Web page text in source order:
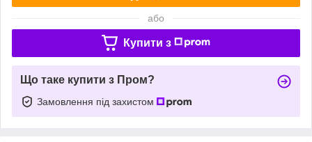
або
Купити з
Що таке купити з Пром?
Замовлення під захистом